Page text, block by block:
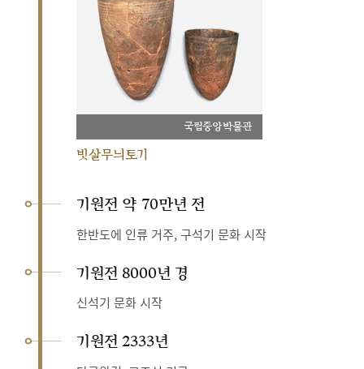
국립중앙박물관
빗살무늬토기
기원전 약 70만년 전
한반도에 인류 거주, 구석기 문화 시작
기원전 8000년 경
신석기 문화 시작
기원전 2333년